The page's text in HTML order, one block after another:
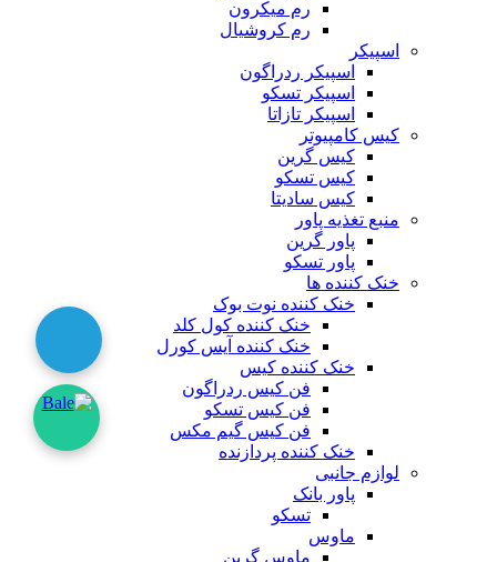
رم میکرون
رم کروشیال
اسپیکر
اسپیکر ردراگون
اسپیکر تسکو
اسپیکر تازاتا
کیس کامپیوتر
کیس گرین
کیس تسکو
کیس سادیتا
منبع تغذیه‌ پاور
پاور گرین
پاور تسکو
خنک کننده ها
خنک کننده نوت بوک
خنک کننده کول کلد
خنک کننده آیس کورل
خنک کننده کیس
فن کیس ردراگون
فن کیس تسکو
فن کیس گیم مکس
خنک کننده پردازنده
لوازم جانبی
پاور بانک
تسکو
ماوس
ماوس گرین